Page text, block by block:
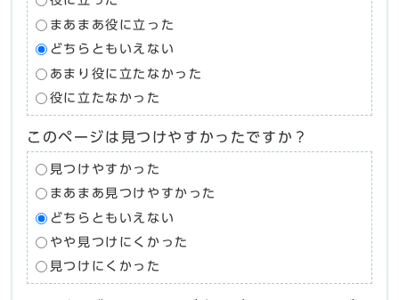
まあまあ役に立った
どちらともいえない
あまり役に立たなかった
役に立たなかった
このページは見つけやすかったですか？
見つけやすかった
まあまあ見つけやすかった
どちらともいえない
やや見つけにくかった
見つけにくかった